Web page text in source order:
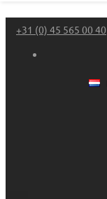
+31 (0) 45 565 00 40